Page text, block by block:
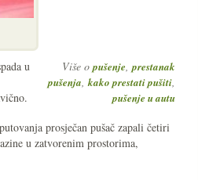
Više opušenje,prestanak
pušenja,kako prestati pušiti,
pušenje u autu
u
prosječan pušač zapali četiri
u zatvorenim prostorima,